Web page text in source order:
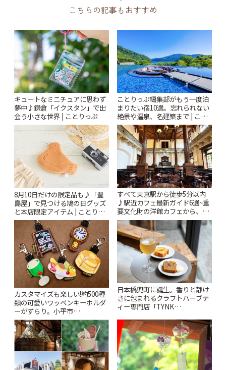
こちらの記事もおすすめ
キュートなミニチュアに思わず
夢中♪鎌倉「イクスタン」で出
会う小さな世界 | ことりっぷ
ことりっぷ編集部がもう一度泊
まりたい宿10選。忘れられない
絶景や温泉、名建築まで | こと
りっぷ
8月10日だけの限定品も♪「豊
島屋」で見つける鳩の日グッズ
と本店限定アイテム | ことりっ
ぷ
すべて東京駅から徒歩5分以内
♪駅近カフェ最新ガイド6選~重
要文化財の洋館カフェから、改
札すぐのレトロ喫茶まで~ | こと
りっぷ
カスタマイズも楽しい!約500種
類の可愛いワッペンキーホルダ
ーがずらり。小平市
「Kimamaya T&K」 | ことりっ
ぷ
日本橋兜町に誕生。香りと静け
さに包まれるクラフトハーブテ
ィー専門店「TYNK